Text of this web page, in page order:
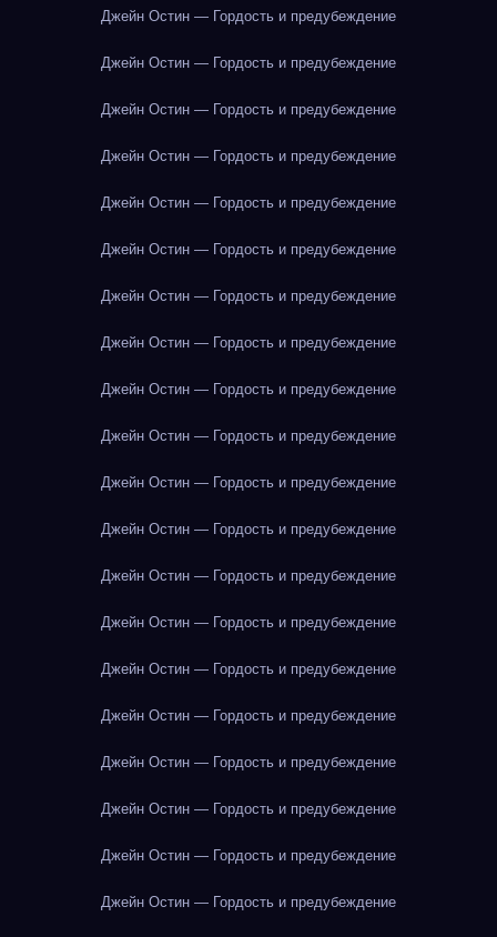
Джейн Остин — Гордость и предубеждение
Джейн Остин — Гордость и предубеждение
Джейн Остин — Гордость и предубеждение
Джейн Остин — Гордость и предубеждение
Джейн Остин — Гордость и предубеждение
Джейн Остин — Гордость и предубеждение
Джейн Остин — Гордость и предубеждение
Джейн Остин — Гордость и предубеждение
Джейн Остин — Гордость и предубеждение
Джейн Остин — Гордость и предубеждение
Джейн Остин — Гордость и предубеждение
Джейн Остин — Гордость и предубеждение
Джейн Остин — Гордость и предубеждение
Джейн Остин — Гордость и предубеждение
Джейн Остин — Гордость и предубеждение
Джейн Остин — Гордость и предубеждение
Джейн Остин — Гордость и предубеждение
Джейн Остин — Гордость и предубеждение
Джейн Остин — Гордость и предубеждение
Джейн Остин — Гордость и предубеждение